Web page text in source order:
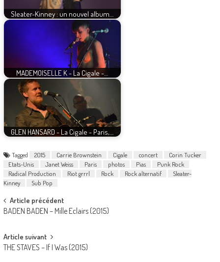
Sleater-Kinney : un nouvel album…
MADEMOISELLE K - La Cigale -…
GLEN HANSARD - La Cigale - Paris,…
Tagged 2015 Carrie Brownstein Cigale concert
Corin Tucker
Etats-Unis
Janet Weiss Paris photos Pias
Punk Rock
Radical Production
Riot grrrl Rock Rock alternatif
Sleater-
Kinney
Sub Pop
Post
navigation
Article précédent
BADEN BADEN – Mille Eclairs (2015)
Article suivant
THE STAVES – If I Was (2015)